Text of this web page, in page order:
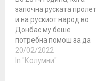
започна руската пролет
и на рускиот народ во
Донбас му беше
потребна помош за да
го одбрани својот руски
избор, десетици илјади
20/02/2022
In "Колумни"